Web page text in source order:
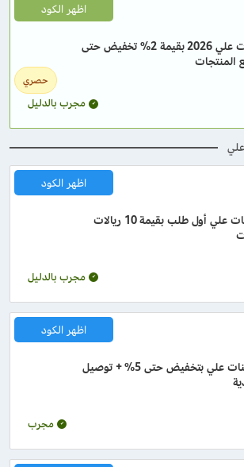
حصري
كود خصم كليجا بنات علي 2026 بقيمة 2% تخفيض حتى
اظهر الكود
مجرب بالدليل
كوبون خصم كليجا بنات علي أول طلب بقيمة 10 ريالات
اظهر الكود
مجرب بالدليل
قسيمة شراء كليجا بنات علي بتخفيض حتى 5% + توصيل
اظهر الكود
مجرب